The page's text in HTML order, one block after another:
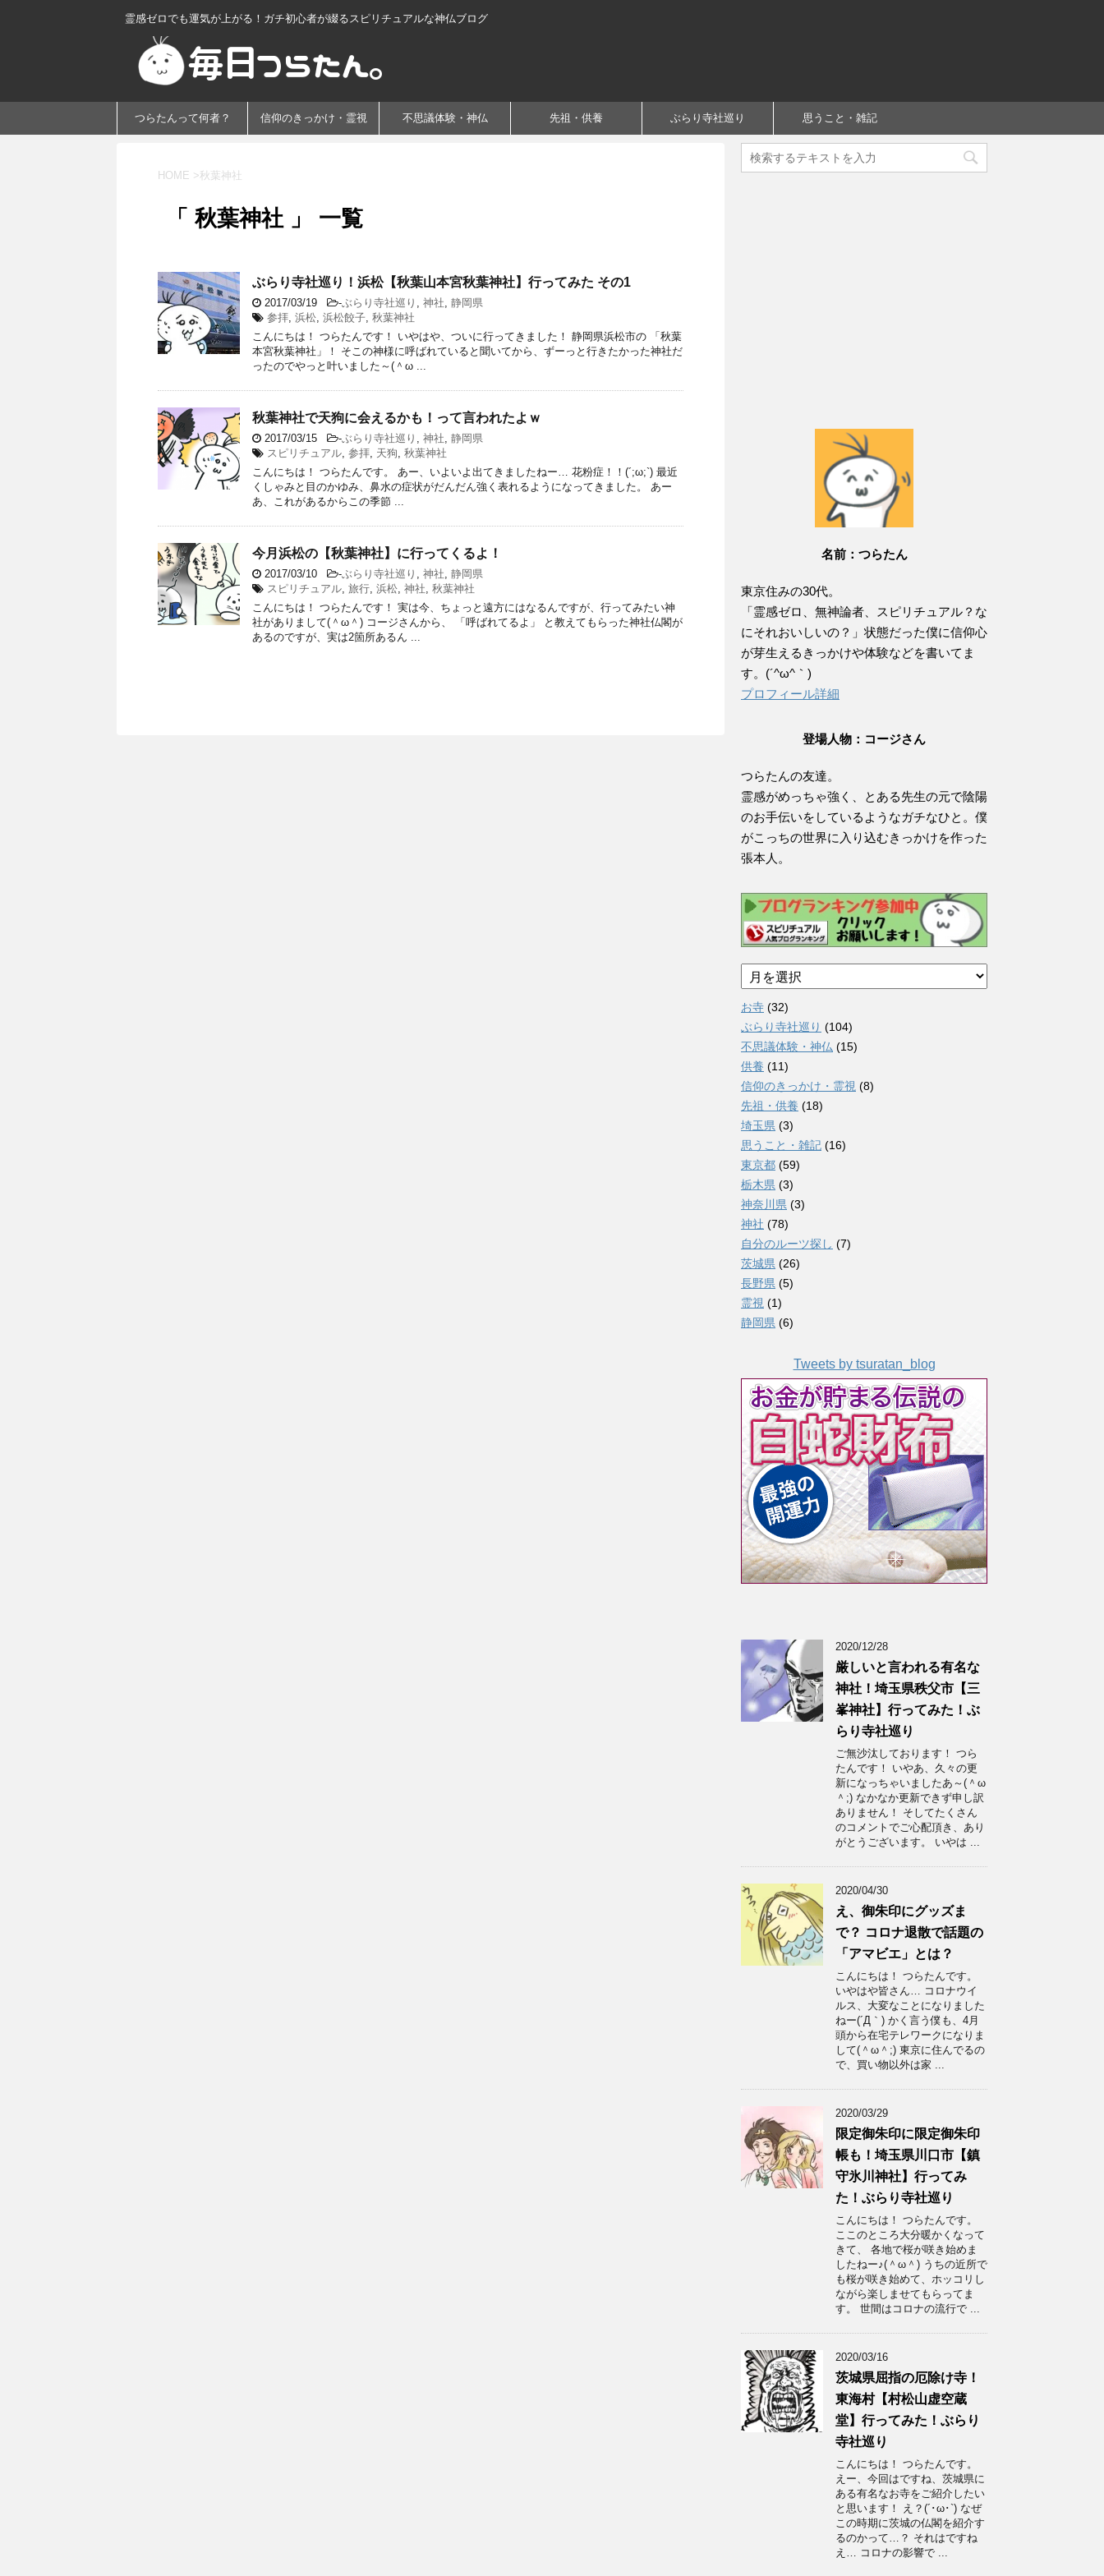
霊感ゼロでも運気が上がる！ガチ初心者が綴るスピリチュアルな神仏ブログ
つらたんって何者？ 信仰のきっかけ・霊視 不思議体験・神仏 先祖・供養 ぶらり寺社巡り 思うこと・雑記
HOME >秋葉神社
「 秋葉神社 」 一覧
ぶらり寺社巡り！浜松【秋葉山本宮秋葉神社】行ってみた その1
2017/03/19 -ぶらり寺社巡り , 神社, 静岡県
参拝, 浜松, 浜松餃子, 秋葉神社
こんにちは！ つらたんです！ いやはや、ついに行ってきました！ 静岡県浜松市の 「秋葉
本宮秋葉神社」！ そこの神様に呼ばれていると聞いてから、ずーっと行きたかった神社だ
ったのでやっと叶いました～(＾ω ...
秋葉神社で天狗に会えるかも！って言われたよｗ
2017/03/15 -ぶらり寺社巡り , 神社, 静岡県
スピリチュアル, 参拝, 天狗, 秋葉神社
こんにちは！ つらたんです。 あー、いよいよ出てきましたねー… 花粉症！！(´;ω;`) 最近
くしゃみと目のかゆみ、鼻水の症状がだんだん強く表れるようになってきました。 あー
あ、これがあるからこの季節 ...
今月浜松の【秋葉神社】に行ってくるよ！
2017/03/10 -ぶらり寺社巡り , 神社, 静岡県
スピリチュアル, 旅行, 浜松, 神社, 秋葉神社
こんにちは！ つらたんです！ 実は今、ちょっと遠方にはなるんですが、行ってみたい神
社がありまして(＾ω＾) コージさんから、 「呼ばれてるよ」 と教えてもらった神社仏閣が
あるのですが、実は2箇所あるん ...
名前：つらたん
東京住みの30代。
「霊感ゼロ、無神論者、スピリチュアル？な
にそれおいしいの？」状態だった僕に信仰心
が芽生えるきっかけや体験などを書いてま
す。(´^ω^｀)
プロフィール詳細
登場人物：コージさん
つらたんの友達。
霊感がめっちゃ強く、とある先生の元で陰陽
のお手伝いをしているようなガチなひと。僕
がこっちの世界に入り込むきっかけを作った
張本人。
ア
ー
カ
イ
ブ
お寺 (32)
ぶらり寺社巡り (104)
不思議体験・神仏 (15)
供養 (11)
信仰のきっかけ・霊視 (8)
先祖・供養 (18)
埼玉県 (3)
思うこと・雑記 (16)
東京都 (59)
栃木県 (3)
神奈川県 (3)
神社 (78)
自分のルーツ探し (7)
茨城県 (26)
長野県 (5)
霊視 (1)
静岡県 (6)
Tweets by tsuratan_blog
2020/12/28
厳しいと言われる有名な
神社！埼玉県秩父市【三
峯神社】行ってみた！ぶ
らり寺社巡り
ご無沙汰しております！ つら
たんです！ いやあ、久々の更
新になっちゃいましたあ～(＾ω
＾;) なかなか更新できず申し訳
ありません！ そしてたくさん
のコメントでご心配頂き、あり
がとうございます。 いやは ...
2020/04/30
え、御朱印にグッズま
で？ コロナ退散で話題の
「アマビエ」とは？
こんにちは！ つらたんです。
いやはや皆さん… コロナウイ
ルス、大変なことになりました
ねー(´Д｀) かく言う僕も、4月
頭から在宅テレワークになりま
して(＾ω＾;) 東京に住んでるの
で、買い物以外は家 ...
2020/03/29
限定御朱印に限定御朱印
帳も！埼玉県川口市【鎮
守氷川神社】行ってみ
た！ぶらり寺社巡り
こんにちは！ つらたんです。
ここのところ大分暖かくなって
きて、 各地で桜が咲き始めま
したねー♪(＾ω＾) うちの近所で
も桜が咲き始めて、ホッコリし
ながら楽しませてもらってま
す。 世間はコロナの流行で ...
2020/03/16
茨城県屈指の厄除け寺！
東海村【村松山虚空蔵
堂】行ってみた！ぶらり
寺社巡り
こんにちは！ つらたんです。
えー、今回はですね、茨城県に
ある有名なお寺をご紹介したい
と思います！ え？(´･ω･`) なぜ
この時期に茨城の仏閣を紹介す
るのかって…？ それはですね
え… コロナの影響で ...